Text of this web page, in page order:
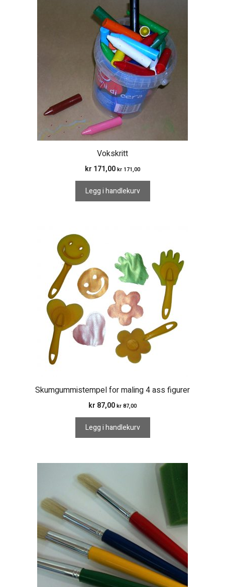
Vokskritt
kr 171,00 kr 171,00
Legg i handlekurv
Skumgummistempel for maling 4 ass figurer
kr 87,00 kr 87,00
Legg i handlekurv